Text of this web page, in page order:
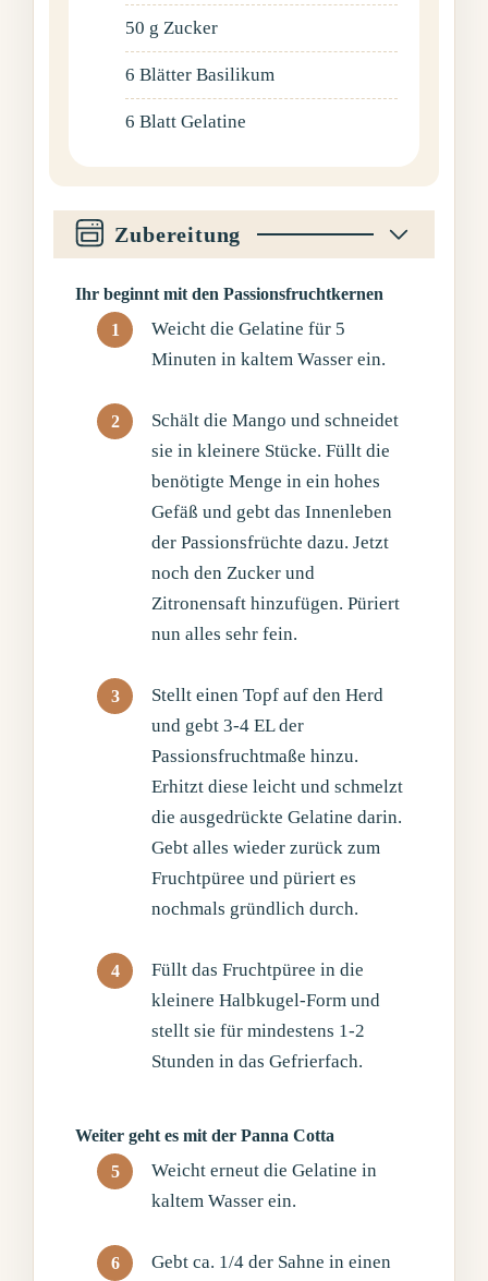
50 gZucker
6 Blätter Basilikum
6 BlattGelatine
Zubereitung
Ihr beginnt mit den Passionsfruchtkernen
Weicht die Gelatine für 5
Minuten in kaltem Wasser ein.
Schält die Mango und schneidet
sie in kleinere Stücke. Füllt die
benötigte Menge in ein hohes
Gefäß und gebt das Innenleben
der Passionsfrüchte dazu. Jetzt
noch den Zucker und
Zitronensaft hinzufügen. Püriert
nun alles sehr fein.
Stellt einen Topf auf den Herd
und gebt 3-4 EL der
Passionsfruchtmaße hinzu.
Erhitzt diese leicht und schmelzt
die ausgedrückte Gelatine darin.
Gebt alles wieder zurück zum
Fruchtpüree und püriert es
nochmals gründlich durch.
Füllt das Fruchtpüree in die
kleinere Halbkugel-Form und
stellt sie für mindestens 1-2
Stunden in das Gefrierfach.
Weiter geht es mit der Panna Cotta
Weicht erneut die Gelatine in
kaltem Wasser ein.
Gebt ca. 1/4 der Sahne in einen